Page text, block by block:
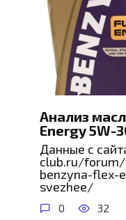
Анализ
Energy 5W-
Данные с
club.ru/
benzyna-flex-
svezhee/
0 32